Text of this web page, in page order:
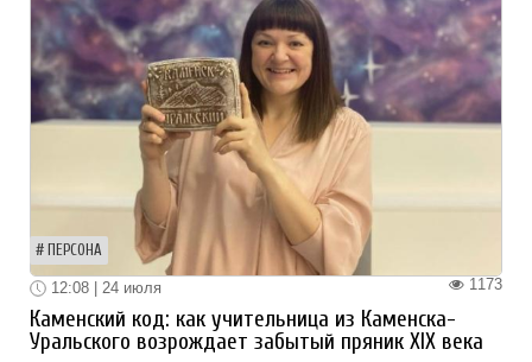
ПЕРСОНА
1173
12:08 | 24 июля
Каменский код: как учительница из Каменска-
Уральского возрождает забытый пряник XIX века